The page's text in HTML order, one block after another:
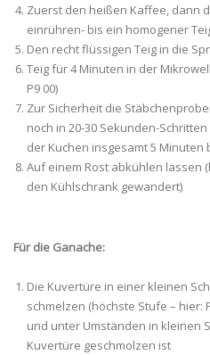
Zuerst den heißen Kaffee, dann
einrühren- bis ein homogener
Den recht flüssigen Teig in die
Teig für 4 Minuten in der
P9 00)
Zur Sicherheit die
noch in 20-30 Sekunden-
der Kuchen insgesamt 5 Minuten
Auf einem Rost abkühlen lassen
den Kühlschrank gewandert)
Für die Ganache:
Die Kuvertüre in einer kleinen
schmelzen (höchste Stufe – hier:
und unter Umständen in kleinen
Kuvertüre geschmolzen ist